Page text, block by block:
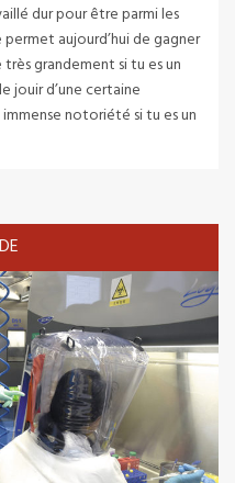
dur pour être parmi les
aujourd’hui de gagner
grandement si tu es un
jouir d’une certaine
notoriété si tu es un